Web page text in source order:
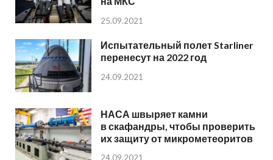
25.09.2021
Испытательный полет Starliner
перенесут на 2022 год
24.09.2021
НАСА швыряет камни
в скафандры, чтобы проверить
их защиту от микрометеоритов
24.09.2021